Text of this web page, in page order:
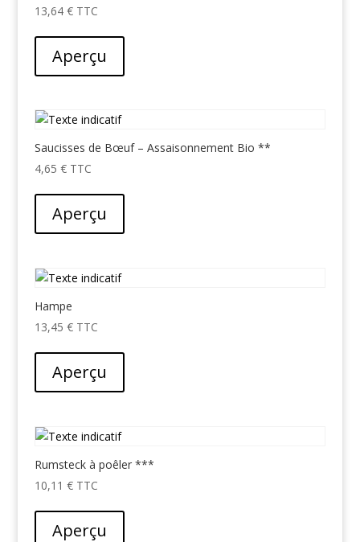
13,64 €
Aperçu
Saucisses de Bœuf – Assaisonnement Bio **
4,65 €
Aperçu
Hampe
13,45 €
Aperçu
Rumsteck à poêler ***
10,11 €
Aperçu